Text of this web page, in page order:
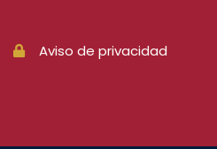
Aviso de privacidad